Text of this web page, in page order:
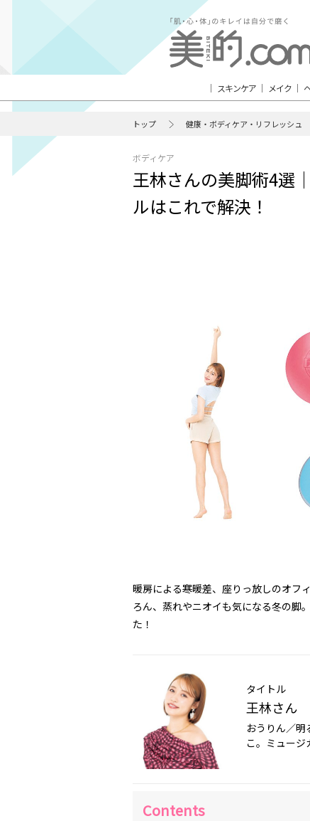
スキンケア メイク
トップ 健康・ボディケア・リフレッシュ
ボディケア
王林さんの美脚術4選
ルはこれで解決！
暖房による寒暖差、座りっ放しのオフ
ろん、蒸れやニオイも気になる冬の脚
た！
タイトル
王林さん
おうりん／
こ。ミュージ
Contents